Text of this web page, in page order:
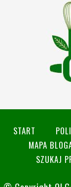
START
MAPA
SZUKAJ